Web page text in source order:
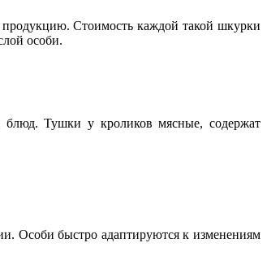
Стоимость каждой такой шкурки
особи.
блюд. Тушки у кроликов мясные, содержат
Особи быстро адаптируются к изменениям